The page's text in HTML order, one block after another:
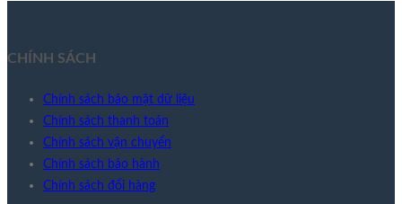
CHÍNH SÁCH
Chính sách bảo mật dữ liệu
Chính sách thanh toán
Chính sách vận chuyển
Chính sách bảo hành
Chính sách đổi hàng